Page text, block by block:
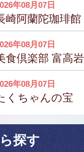
年08月07日
崎阿蘭陀珈琲館
年08月07日
食倶楽部 富高岩
年08月07日
くちゃんの宝
探す